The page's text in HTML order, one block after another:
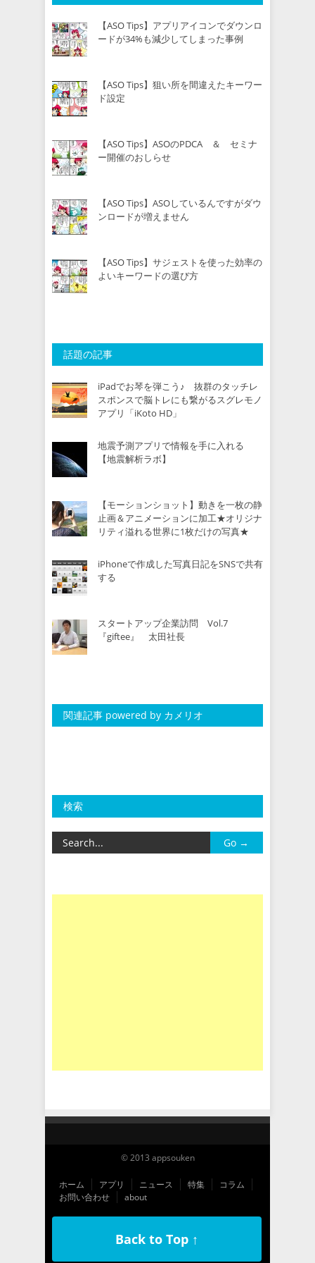
【ASO Tips】アプリアイコンでダウンロ
ードが34%も減少してしまった事例
【ASO Tips】狙い所を間違えたキーワー
ド設定
【ASO Tips】ASOのPDCA ＆ セミナ
ー開催のおしらせ
【ASO Tips】ASOしているんですがダウ
ンロードが増えません
【ASO Tips】サジェストを使った効率の
よいキーワードの選び方
話題の記事
iPadでお琴を弾こう♪ 抜群のタッチレ
スポンスで脳トレにも繋がるスグレモノ
アプリ「iKoto HD」
地震予測アプリで情報を手に入れる
【地震解析ラボ】
【モーションショット】動きを一枚の静
止画＆アニメーションに加工★オリジナ
リティ溢れる世界に1枚だけの写真★
iPhoneで作成した写真日記をSNSで共有
する
スタートアップ企業訪問 Vol.7
『giftee』 太田社長
関連記事 powered by カメリオ
検索
© 2013 appsouken
ホーム アプリ ニュース 特集
コラム
お問い合わせ
about
Back to Top ↑